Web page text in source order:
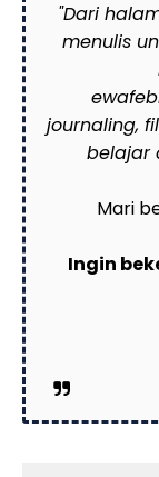
"Dari
menulis
journaling,
belajar
Mari
Ingin